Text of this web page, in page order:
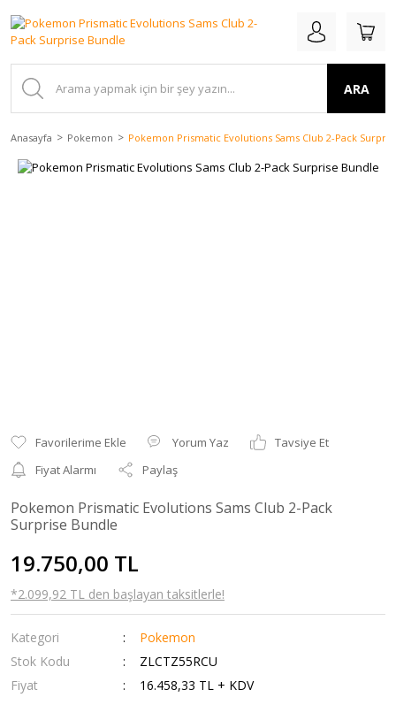
ARA
Anasayfa Pokemon Pokemon Prismatic Evolutions Sams Club 2-Pack
Yorum Yaz
Tavsiye Et
Fiyat Alarmı
Paylaş
Pokemon Prismatic Evolutions Sams Club 2-Pack
Surprise Bundle
19.750,00 TL
*2.099,92 TL den başlayan taksitlerle!
Kategori
Pokemon
Stok Kodu
ZLCTZ55RCU
Fiyat
16.458,33 TL + KDV